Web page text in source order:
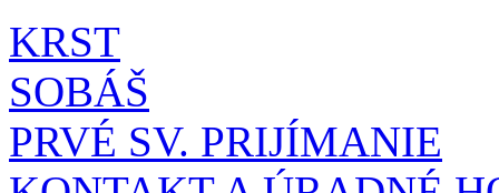
KRST
SOBÁŠ
PRVÉ SV. PRIJÍMANIE